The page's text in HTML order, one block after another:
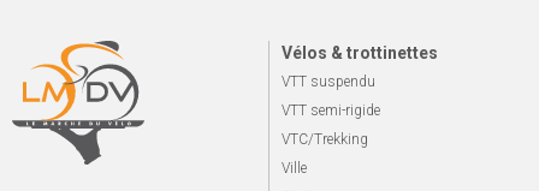
Vélos & trottinettes
VTT suspendu
VTT semi-rigide
VTC/Trekking
Ville